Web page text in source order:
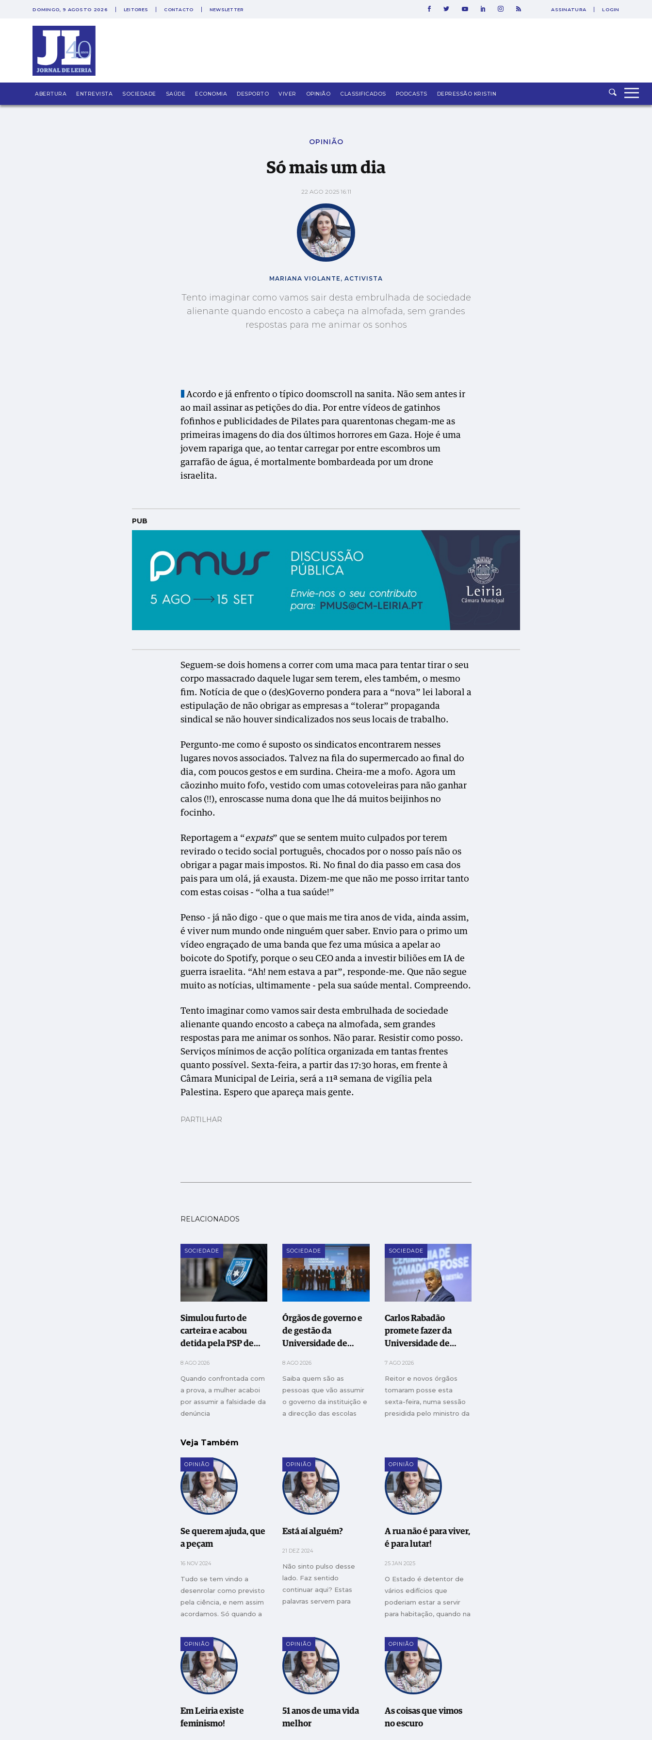
SAIR
DOMINGO, 9 AGOSTO 2026 LEITORES CONTACTO NEWSLETTER ASSINATURA LOGIN
ABERTURA ENTREVISTA SOCIEDADE SAÚDE ECONOMIA DESPORTO VIVER OPINIÃO CLASSIFICADOS PODCASTS DEPRESSÃO KRISTIN
Só mais um dia
OPINIÃO
Só mais um dia
22 AGO 2025 16:11
MARIANA VIOLANTE, ACTIVISTA
Tento imaginar como vamos sair desta embrulhada de sociedade
alienante quando encosto a cabeça na almofada, sem grandes
respostas para me animar os sonhos
Acordo e já enfrento o típico doomscroll na sanita. Não sem antes ir
ao mail assinar as petições do dia. Por entre vídeos de gatinhos
fofinhos e publicidades de Pilates para quarentonas chegam-me as
primeiras imagens do dia dos últimos horrores em Gaza. Hoje é uma
jovem rapariga que, ao tentar carregar por entre escombros um
garrafão de água, é mortalmente bombardeada por um drone
israelita.
PUB
Seguem-se dois homens a correr com uma maca para tentar tirar o seu
corpo massacrado daquele lugar sem terem, eles também, o mesmo
fim. Notícia de que o (des)Governo pondera para a “nova” lei laboral a
estipulação de não obrigar as empresas a “tolerar” propaganda
sindical se não houver sindicalizados nos seus locais de trabalho.
Pergunto-me como é suposto os sindicatos encontrarem nesses
lugares novos associados. Talvez na fila do supermercado ao final do
dia, com poucos gestos e em surdina. Cheira-me a mofo. Agora um
cãozinho muito fofo, vestido com umas cotoveleiras para não ganhar
calos (!!), enroscasse numa dona que lhe dá muitos beijinhos no
focinho.
Reportagem a “expats” que se sentem muito culpados por terem
revirado o tecido social português, chocados por o nosso país não os
obrigar a pagar mais impostos. Ri. No final do dia passo em casa dos
pais para um olá, já exausta. Dizem-me que não me posso irritar tanto
com estas coisas - “olha a tua saúde!”
Penso - já não digo - que o que mais me tira anos de vida, ainda assim,
é viver num mundo onde ninguém quer saber. Envio para o primo um
vídeo engraçado de uma banda que fez uma música a apelar ao
boicote do Spotify, porque o seu CEO anda a investir biliões em IA de
guerra israelita. “Ah! nem estava a par”, responde-me. Que não segue
muito as notícias, ultimamente - pela sua saúde mental. Compreendo.
Tento imaginar como vamos sair desta embrulhada de sociedade
alienante quando encosto a cabeça na almofada, sem grandes
respostas para me animar os sonhos. Não parar. Resistir como posso.
Serviços mínimos de acção política organizada em tantas frentes
quanto possível. Sexta-feira, a partir das 17:30 horas, em frente à
Câmara Municipal de Leiria, será a 11ª semana de vigília pela
Palestina. Espero que apareça mais gente.
PARTILHAR
RELACIONADOS
SOCIEDADE
Simulou furto de
carteira e acabou
detida pela PSP de
8 AGO 2026
Quando confrontada com
a prova, a mulher acaboi
por assumir a falsidade da
denúncia
SOCIEDADE
Órgãos de governo e
de gestão da
Universidade de
8 AGO 2026
Saiba quem são as
pessoas que vão assumir
o governo da instituição e
a direcção das escolas
SOCIEDADE
Carlos Rabadão
promete fazer da
Universidade de
"transformadora"
7 AGO 2026
Reitor e novos órgãos
tomaram posse esta
sexta-feira, numa sessão
presidida pelo ministro da
Veja Também
OPINIÃO
Se querem ajuda, que
a peçam
16 NOV 2024
Tudo se tem vindo a
desenrolar como previsto
pela ciência, e nem assim
acordamos. Só quando a
porta
OPINIÃO
Está aí alguém?
21 DEZ 2024
Não sinto pulso desse
lado. Faz sentido
continuar aqui? Estas
palavras servem para
OPINIÃO
A rua não é para viver,
é para lutar!
25 JAN 2025
O Estado é detentor de
vários edifícios que
poderiam estar a servir
para habitação, quando na
das vezes, a apodrecer
OPINIÃO
Em Leiria existe
feminismo!
OPINIÃO
51 anos de uma vida
melhor
OPINIÃO
As coisas que vimos
no escuro